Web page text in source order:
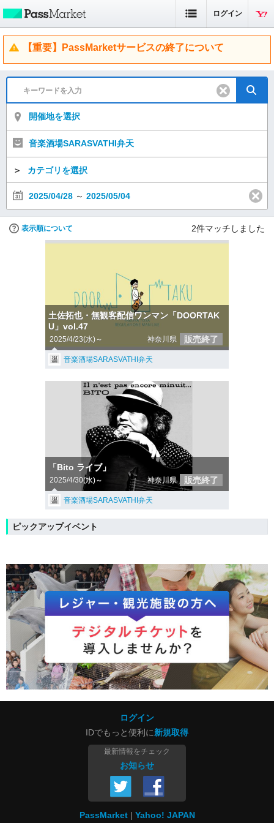
ログイン
【重要】PassMarketサービスの終了について
開催地を選択
音楽酒場SARASVATHI弁天
＞ カテゴリを選択
2025/04/28 ～ 2025/05/04
表示順について 2件マッチしました
土佐拓也・無観客配信ワンマン「DOORTAK
U」vol.47
2025/4/23(水)～ 神奈川県 販売終了
音楽酒場SARASVATHI弁天
「Bito ライブ」
2025/4/30(水)～ 神奈川県 販売終了
音楽酒場SARASVATHI弁天
ピックアップイベント
ログイン
IDでもっと便利に新規取得
最新情報をチェック
お知らせ
PassMarket Yahoo! JAPAN